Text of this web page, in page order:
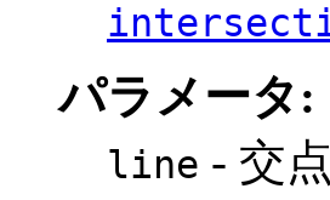
パラメータ:
line - 交